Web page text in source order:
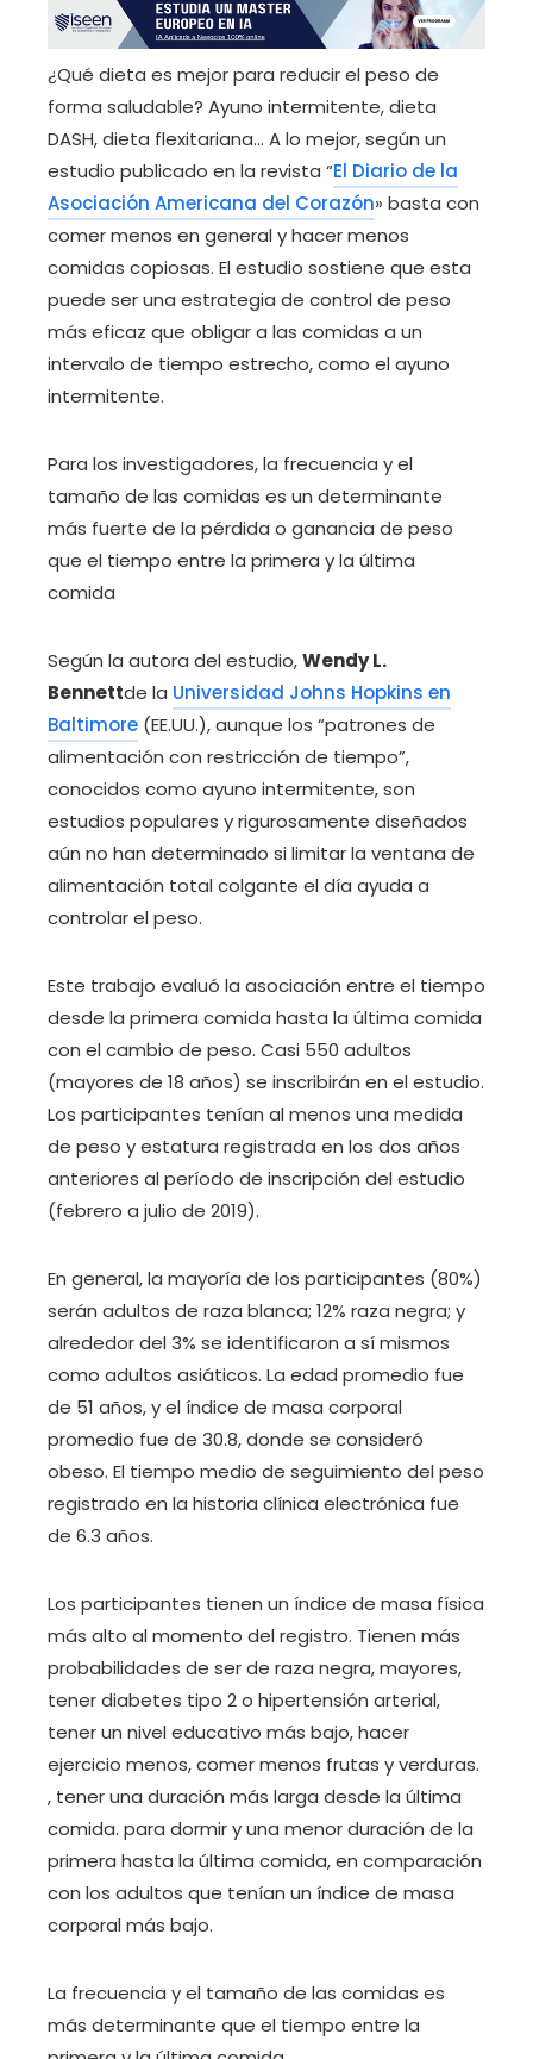
¿Qué dieta es mejor para reducir el peso de
forma saludable? Ayuno intermitente, dieta
DASH, dieta flexitariana… A lo mejor, según un
estudio publicado en la revista “El Diario de la
Asociación Americana del Corazón» basta con
comer menos en general y hacer menos
comidas copiosas. El estudio sostiene que esta
puede ser una estrategia de control de peso
más eficaz que obligar a las comidas a un
intervalo de tiempo estrecho, como el ayuno
intermitente.
Para los investigadores, la frecuencia y el
tamaño de las comidas es un determinante
más fuerte de la pérdida o ganancia de peso
que el tiempo entre la primera y la última
comida
Según la autora del estudio,Wendy L.
Bennettde la Universidad Johns Hopkins en
Baltimore (EE.UU.), aunque los “patrones de
alimentación con restricción de tiempo”,
conocidos como ayuno intermitente, son
estudios populares y rigurosamente diseñados
aún no han determinado si limitar la ventana de
alimentación total colgante el día ayuda a
controlar el peso.
Este trabajo evaluó la asociación entre el tiempo
desde la primera comida hasta la última comida
con el cambio de peso. Casi 550 adultos
(mayores de 18 años) se inscribirán en el estudio.
Los participantes tenían al menos una medida
de peso y estatura registrada en los dos años
anteriores al período de inscripción del estudio
(febrero a julio de 2019).
En general, la mayoría de los participantes (80%)
serán adultos de raza blanca; 12% raza negra; y
alrededor del 3% se identificaron a sí mismos
como adultos asiáticos. La edad promedio fue
de 51 años, y el índice de masa corporal
promedio fue de 30.8, donde se consideró
obeso. El tiempo medio de seguimiento del peso
registrado en la historia clínica electrónica fue
de 6.3 años.
Los participantes tienen un índice de masa física
más alto al momento del registro. Tienen más
probabilidades de ser de raza negra, mayores,
tener diabetes tipo 2 o hipertensión arterial,
tener un nivel educativo más bajo, hacer
ejercicio menos, comer menos frutas y verduras.
, tener una duración más larga desde la última
comida. para dormir y una menor duración de la
primera hasta la última comida, en comparación
con los adultos que tenían un índice de masa
corporal más bajo.
La frecuencia y el tamaño de las comidas es
más determinante que el tiempo entre la